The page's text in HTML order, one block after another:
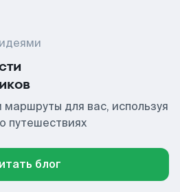
для вас, используя
путешествиях
блог